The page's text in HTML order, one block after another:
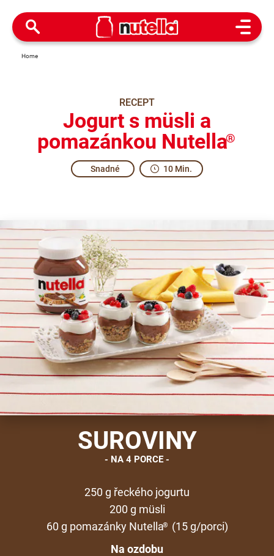
Open
Home
RECEPT
Jogurt s müsli a
pomazánkou Nutella®
Snadné 10 Min.
Recommendations for choosing the ingredients: buy
SUROVINY
NA 4 PORCE
250 g řeckého jogurtu
200 g müsli
60 g pomazánky Nutella®
(15 g/porci)
Na ozdobu